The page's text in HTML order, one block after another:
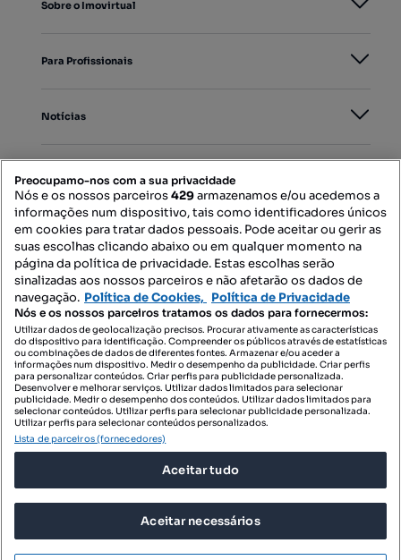
Sobre o Imovirtual
Para Profissionais
Notícias
Mapa do Site
Contacte-nos
SIGA-NOS:
DESCARREGAR NA:
© 2026 Imovirtual.com, OLX Portugal, S.A.
TERMOS DE UTILIZAÇÃO
Preocupamo-nos com a sua privacidade
Nós e os nossos parceiros429armazenamos e/ou acedemos a
informações num dispositivo, tais como identificadores únicos
em cookies para tratar dados pessoais. Pode aceitar ou gerir as
suas escolhas clicando abaixo ou em qualquer momento na
página da política de privacidade. Estas escolhas serão
sinalizadas aos nossos parceiros e não afetarão os dados de
navegação. Política de Cookies, Política de Privacidade
Nós e os nossos parceiros tratamos os dados para fornecermos:
Utilizar dados de geolocalização precisos. Procurar ativamente as características
do dispositivo para identificação. Compreender os públicos através de estatísticas
ou combinações de dados de diferentes fontes. Armazenar e/ou aceder a
informações num dispositivo. Medir o desempenho da publicidade. Criar perfis
para personalizar conteúdos. Criar perfis para publicidade personalizada.
Desenvolver e melhorar serviços. Utilizar dados limitados para selecionar
publicidade. Medir o desempenho dos conteúdos. Utilizar dados limitados para
selecionar conteúdos. Utilizar perfis para selecionar publicidade personalizada.
Utilizar perfis para selecionar conteúdos personalizados.
Lista de parceiros (fornecedores)
Aceitar tudo
Aceitar necessários